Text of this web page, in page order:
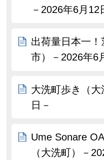
－2026年6月12
出荷量日本一！
市）－2026年6
大洗町歩き（
日－
Ume Sonare
（大洗町）－